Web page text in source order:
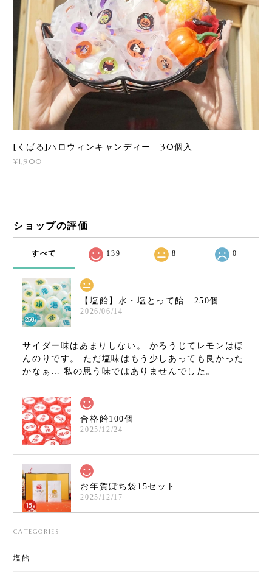
[くばる]ハロウィンキャンディー 30個入
¥1,900
ショップの評価
すべて 139 8 0
【塩飴】水・塩とって飴 250個
2026/06/14
サイダー味はあまりしない。 かろうじてレモンはほ
んのりです。 ただ塩味はもう少しあっても良かった
かなぁ… 私の思う味ではありませんでした。
合格飴100個
2025/12/24
お年賀ぽち袋15セット
2025/12/17
年明けの挨拶とともにこれを渡すと大人にも喜んで
うで楽しいです♪美味しくて可愛いので今年も買いま
CATEGORIES
塩飴